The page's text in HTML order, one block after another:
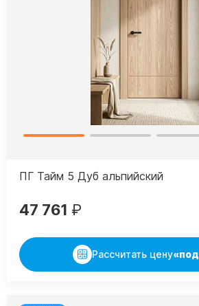
ПГ Тайм 5 Дуб альпийский
47 761 ₽
Рассчитать цену